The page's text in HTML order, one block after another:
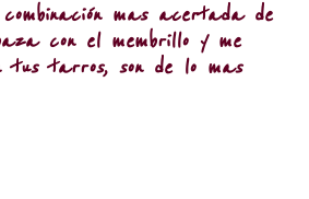
combinación mas acertada de
con el membrillo y me
tus tarros, son de lo mas